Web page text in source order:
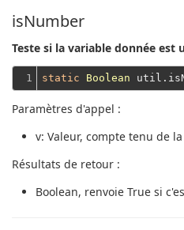
isNumber
Teste si la variable donnée est
1 static Boolean
Paramètres d'appel :
v: Valeur, compte tenu de
Résultats de retour :
Boolean, renvoie True si